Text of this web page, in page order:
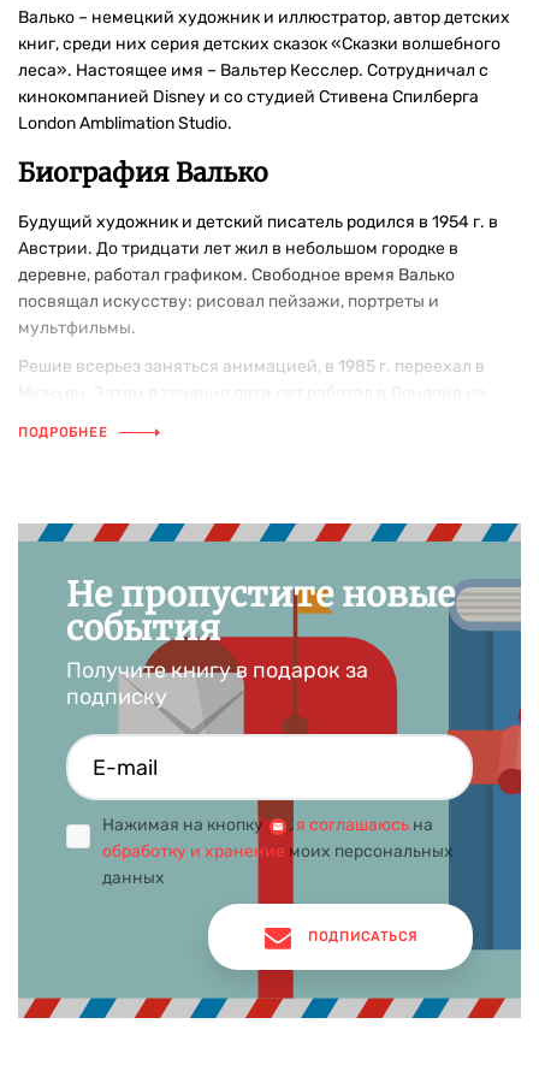
Валько – немецкий художник и иллюстратор, автор детских
книг, среди них серия детских сказок «Сказки волшебного
леса». Настоящее имя – Вальтер Кесслер. Сотрудничал с
кинокомпанией Disney и со студией Стивена Спилберга
London Amblimation Studio.
Биография Валько
Будущий художник и детский писатель родился в 1954 г. в
Австрии. До тридцати лет жил в небольшом городке в
деревне, работал графиком. Свободное время Валько
посвящал искусству: рисовал пейзажи, портреты и
мультфильмы.
Решив всерьез заняться анимацией, в 1985 г. переехал в
Примерно в те же годы Валько понял, что хочет создавать
«О том, что у меня есть талант рассказчика, я узнал по
дороге в детский сад, куда шел с еще маленьким сыном
Максом и легко сочинял для него приключенческие
истории».
Детские книги Валько
(придуманные когда-то для своего сына) и отправил их
издателям. К счастью, один из них заинтересовался и уже
через год, в 2008 г., была опубликована книга Hase und
Holunderbär, первая в серии из девяти томов. На русском
языке истории публикуются в «Большой книге сказок
Волшебного леса» и в «Новых сказках Волшебного леса».
В следующей серии автора – «Сказки Картонного городка» –
ПОДРОБНЕЕ
Не пропустите новые
события
Получите книгу в подарок за
подписку
Нажимая на кнопку , я соглашаюсь на
обработку и хранение моих персональных
данных
ПОДПИСАТЬСЯ